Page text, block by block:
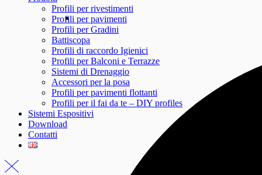
Profili per rivestimenti
Profili per pavimenti
Profili per Gradini
Battiscopa
Profili di raccordo Igienici
Profili per Balconi e Terrazze
Sistemi di Drenaggio
Accessori per la posa
Profili per pavimenti flottanti
Profili per il fai da te – DIY profiles
Sistemi Espositivi
Download
Contatti